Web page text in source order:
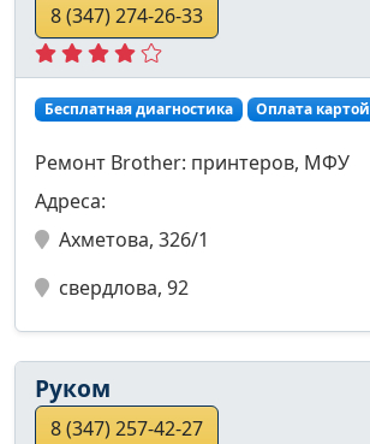
8 (347) 274-26-33
Бесплатная диагностика Оплата картой
Ремонт Brother: принтеров, МФУ
Адреса:
Ахметова, 326/1
свердлова, 92
Руком
8 (347) 257-42-27